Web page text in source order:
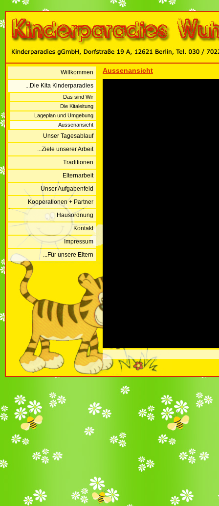
Willkommen
...Die Kita Kinderparadies
Das sind Wir
Die Kitaleitung
Lageplan und Umgebung
Aussenansicht
Unser Tagesablauf
...Ziele unserer Arbeit
Traditionen
Elternarbeit
Unser Aufgabenfeld
Kooperationen + Partner
Hausordnung
Kontakt
Impressum
...Für unsere Eltern
Aussenansicht